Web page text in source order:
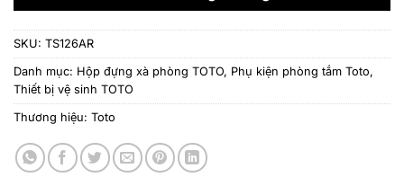
SKU: TS126AR
Danh mục: Hộp đựng xà phòng TOTO, Phụ kiện phòng tắm Toto,
Thiết bị vệ sinh TOTO
Thương hiệu: Toto